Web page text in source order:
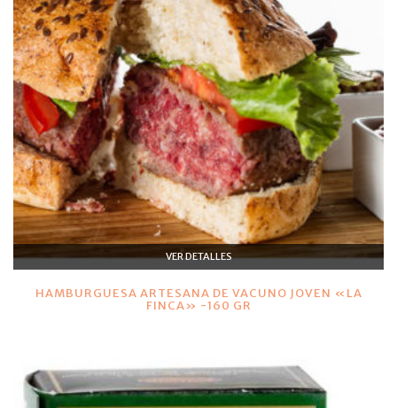
VER DETALLES
HAMBURGUESA ARTESANA DE VACUNO JOVEN «LA
FINCA» -160 GR